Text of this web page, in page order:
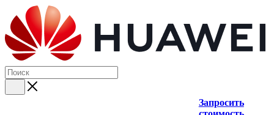
Запросить